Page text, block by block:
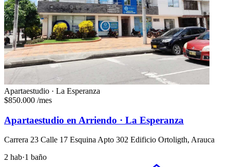
Apartaestudio · La Esperanza
$850.000 /mes
Apartaestudio en Arriendo · La Esperanza
Carrera 23 Calle 17 Esquina Apto 302 Edificio Ortoligth, Arauca
2 hab·1 baño